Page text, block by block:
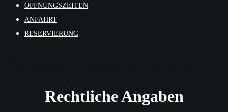
ÖFFNUNGSZEITEN
ANFAHRT
RESERVIERUNG
Rechtliche Angaben